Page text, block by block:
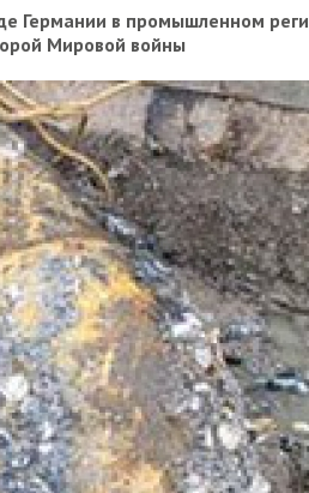
Германии в промышленном
Мировой войны